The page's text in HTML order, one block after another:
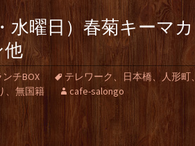
水曜日）春菊キーマカ
他
チBOX
テレワーク、日本橋、人形町、
、無国籍
cafe-salongo